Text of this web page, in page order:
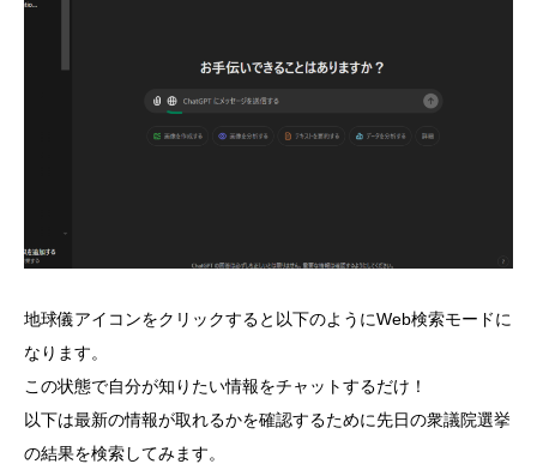
地球儀アイコンをクリックすると以下のようにWeb検索モードに
なります。
この状態で自分が知りたい情報をチャットするだけ！
以下は最新の情報が取れるかを確認するために先日の衆議院選挙
の結果を検索してみます。